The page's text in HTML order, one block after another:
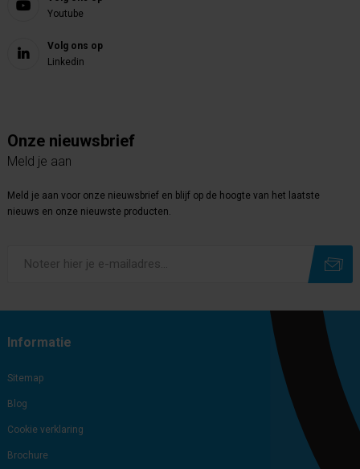
Youtube
Volg ons op
Linkedin
Onze nieuwsbrief
Meld je aan
Meld je aan voor onze nieuwsbrief en blijf op de hoogte van het laatste
nieuws en onze nieuwste producten.
Informatie
Sitemap
Blog
Cookie verklaring
Brochure